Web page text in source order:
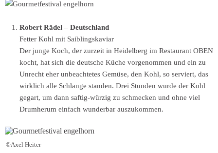
Robert Rädel – Deutschland
Fetter Kohl mit Saiblingskaviar
Der junge Koch, der zurzeit in Heidelberg im Restaurant OBEN
kocht, hat sich die deutsche Küche vorgenommen und ein zu
Unrecht eher unbeachtetes Gemüse, den Kohl, so serviert, das
wirklich alle Schlange standen. Drei Stunden wurde der Kohl
gegart, um dann saftig-würzig zu schmecken und ohne viel
Drumherum einfach wunderbar auszukommen.
©Axel Heiter